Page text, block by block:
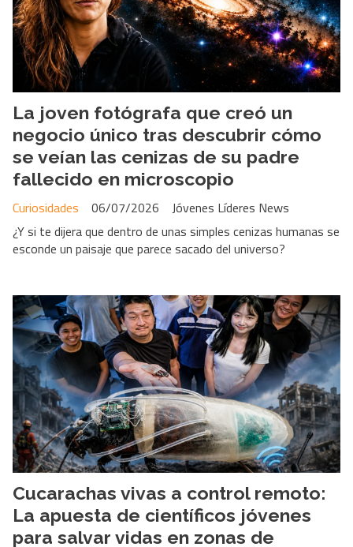
La joven fotógrafa que creó un
negocio único tras descubrir cómo
se veían las cenizas de su padre
fallecido en microscopio
Jóvenes Líderes News
Curiosidades
06/07/2026
¿Y si te dijera que dentro de unas simples cenizas humanas se
esconde un paisaje que parece sacado del universo?
Cucarachas vivas a control remoto:
La apuesta de científicos jóvenes
para salvar vidas en zonas de